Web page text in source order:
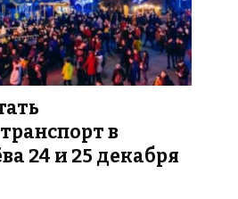
в
24 и 25 декабря